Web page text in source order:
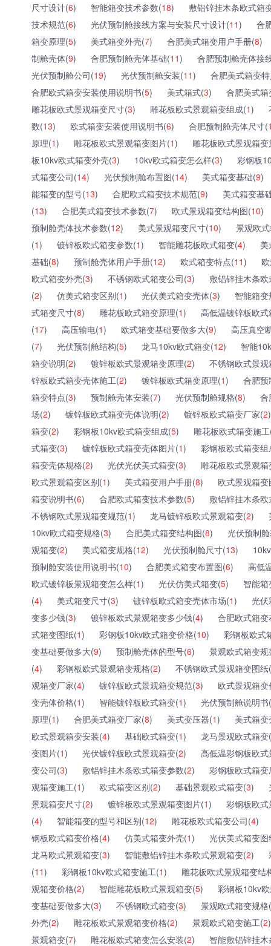
尺寸设计(6) 智能箱变技术参数(18)
敷铝锌挂木条欧式箱
技术规范(6) 光伏预制舱接线方案与安装尺寸设计(11)
合
箱变原理(5) 美式箱变外壳(7) 合肥美式箱变用户手册(8)
制舱壳体(9) 合肥预制舱壳体基础(11)
合肥预制舱壳体接
光伏预制舱公司(19) 光伏预制舱安装(11)
合肥美式箱变
合肥欧式箱变安装使用说明书(5) 美式箱式(3)
合肥美式
雕花板欧式景观箱变尺寸(3) 雕花板欧式景观箱变组成(1)
数(13) 欧式箱变安装使用说明书(6) 合肥预制舱壳体尺寸(
原理(1) 雕花板欧式景观箱变图片(1)
雕花板欧式景观箱
板10kv欧式箱变外壳(3) 10kv欧式箱变怎么样(3)
彩钢板
式箱变公司(14) 光伏预制舱布置图(14) 美式箱变基础(9)
能箱变的型号(13) 合肥欧式箱变技术规范(9)
美式箱变基
(13) 合肥美式箱变技术参数(7) 欧式景观箱变结构图(10)
预制舱壳体技术参数(12) 美式景观箱变尺寸(10)
景观欧
(1) 镀锌板欧式箱变参数(1) 智能雕花板欧式箱变(4)
基础(8) 预制舱壳体用户手册(12) 欧式箱变特点(11)
欧式箱变外壳(3) 不锈钢欧式箱变公司(3)
敷铝锌挂木条
(2) 仿美式箱变区别(1) 光伏美式箱变壳体(3)
智能箱
式箱变尺寸(8) 雕花板欧式箱变原理(1)
高低温镀锌板欧
(17) 高压输电(1) 欧式箱变基础要做多大(9)
高压真空
(7) 光伏预制舱结构(5) 龙马10kv欧式箱变(12)
智能
箱变说明(2) 镀锌板欧式景观箱变原理(2)
不锈钢欧式景
锌板欧式箱变壳体施工(2) 镀锌板欧式箱变原理(1)
合肥
箱变特点(3) 预制舱壳体安装(7) 光伏预制舱规格(8)
合
场(2) 镀锌板欧式箱变壳体说明(2) 镀锌板欧式箱变厂家(2)
箱变(2) 彩钢板10kv欧式箱变组成(5)
雕花板欧式箱变施
式箱变(3) 镀锌板欧式箱变壳体图片(1)
彩钢板欧式箱变组
箱变壳体规格(2) 光伏光伏美式箱变(3)
雕花板欧式景观
欧式景观箱变区别(1) 美式箱变用户手册(8)
欧式景观箱
箱变说明书(6) 合肥欧式箱变技术参数(5)
敷铝锌挂木条
不锈钢欧式景观箱变规范(1) 龙马镀锌板欧式景观箱变(2)
10kv欧式箱变规格(3) 合肥美式箱变结构图(8)
光伏预制
观箱变(2) 美式箱变规格(12) 光伏预制舱尺寸(13)
预制舱安装使用说明书(10) 合肥美式箱变布置图(6)
高低
欧式镀锌板景观箱变怎么样(1) 光伏仿美式箱变(5)
智能
(4) 美式箱变尺寸(3) 镀锌板欧式箱变壳体市场(1)
光伏
变多少钱(3) 镀锌板欧式景观箱变多少钱(4)
合肥欧式箱
式箱变图纸(1) 彩钢板10kv欧式箱变价格(10)
彩钢板欧式
变基础要做多大(9) 预制舱壳体的型号(6)
景观欧式箱变规
(4) 彩钢板欧式景观箱变规格(2)
不锈钢欧式景观箱变图纸(
观箱变厂家(4) 镀锌板欧式景观箱变规范(3)
欧式景观箱
变壳体价格(1) 智能镀锌板欧式箱变(1)
光伏预制舱说明书(
原理(1) 合肥美式箱变厂家(8) 美式变压器(1)
美式箱
欧式景观箱变安装(4) 基础欧式箱变(1)
龙马景观欧式箱变(
变图片(1) 光伏镀锌板欧式景观箱变(2)
高低温彩钢板欧
变公司(3) 敷铝锌挂木条欧式箱变参数(2)
彩钢板欧式箱
观箱变施工(1) 欧式箱变区别(2) 基础景观欧式箱变(3)
景观箱变尺寸(2) 镀锌板欧式景观箱变图片(1)
彩钢板欧
(4) 智能箱变的型号和区别(12) 雕花板欧式箱变公司(4)
钢板欧式箱变价格(4) 仿美式箱变外壳(1)
光伏美式箱变图
龙马欧式景观箱变(3) 智能敷铝锌挂木条欧式景观箱变(2)
(11) 彩钢板10kv欧式箱变施工(1)
雕花板欧式景观箱变结
观箱变价格(2) 智能雕花板欧式景观箱变(5)
彩钢板10kv
变基础要做多大(3) 不锈钢欧式箱变(3)
景观欧式箱变规格(
外壳(2) 雕花板欧式景观箱变价格(2) 景观欧式箱变施工(2)
景观箱变(7) 雕花板欧式箱变怎么安装(2) 智能敷铝锌挂